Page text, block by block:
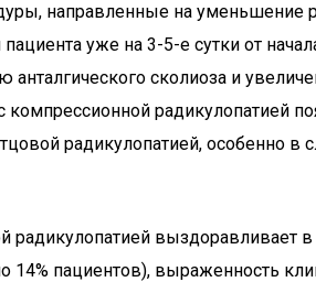
направленные на
уже на 3-5-е сутки от
сколиоза и
радикулопатией
радикулопатией, особенно в
выздоравливает в
пациентов), выраженность